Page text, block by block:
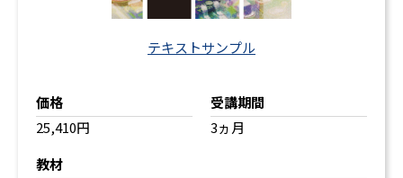
テキストサンプル
価格
25,410円
受講期間
3ヵ月
教材